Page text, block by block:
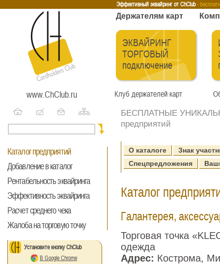
Эффективный эквайринг от ChClub -
Интернет-эквайринг Тренинги Бесплатные сервисы
Держателям карт
ЭКВАЙРИНГ
ТОРГОВЫЙ
подключение
www.ChClub.ru Клуб держателей карт
Каталог предприятий
Добавление в каталог
Рентабельность эквайринга
Эффективность эквайринга
Расчет среднего чека
Жалоба на торговую точку
Установите кнопку ChClub
В Google Chrome
БЕСПЛАТНЫЕ
предприятий
О каталоге
Знак
Спецпредложения
Каталог
Галантерея,
Торговая точка
одежда
Адрес: Кострома,